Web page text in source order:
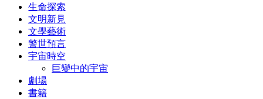
生命探索
文明新見
文學藝術
警世預言
宇宙時空
巨變中的宇宙
劇場
書籍